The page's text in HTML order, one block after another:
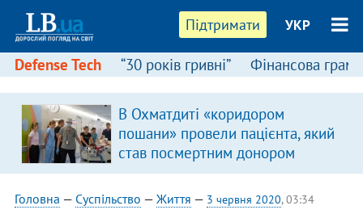
Підтримати УКР
Defense Tech “30 років гривні” Фінансова
В Охматдиті «коридором
пошани» провели пацієнта, який
став посмертним донором
Головна — Суспільство — Життя — 3 червня 2020, 03:34